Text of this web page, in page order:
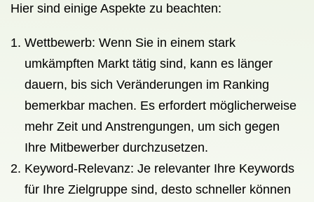
Hier sind einige Aspekte zu beachten:
Wettbewerb: Wenn Sie in einem stark
umkämpften Markt tätig sind, kann es länger
dauern, bis sich Veränderungen im Ranking
bemerkbar machen. Es erfordert möglicherweise
mehr Zeit und Anstrengungen, um sich gegen
Ihre Mitbewerber durchzusetzen.
Keyword-Relevanz: Je relevanter Ihre Keywords
für Ihre Zielgruppe sind, desto schneller können